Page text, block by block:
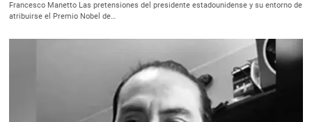
Francesco Manetto Las pretensiones del presidente estadounidense y su entorno de
atribuirse el Premio Nobel de…